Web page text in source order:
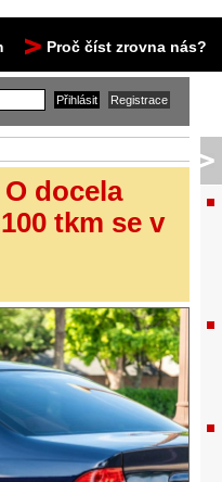
Proč číst zrovna nás?
docela
tkm se v